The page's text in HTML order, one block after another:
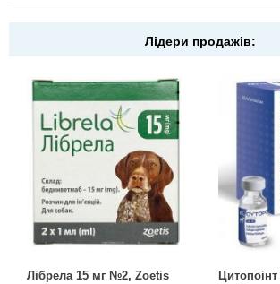
Лідери продажів:
Лібрела 15 мг №2, Zoetis